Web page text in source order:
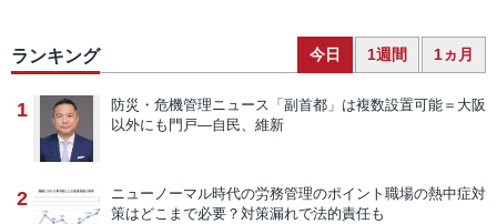
ランキング 今日 1週間 1ヵ月
1 防災・危機管理ニュース 「副首都」は複数設置可能＝大阪
以外にも門戸―自民、維新
2 ニューノーマル時代の労務管理のポイント 職場の熱中症対
策はどこまで必要？対策漏れで法的責任も